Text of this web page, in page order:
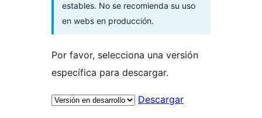
estables. No se recomienda su uso
en webs en producción.
Por favor, selecciona una versión
específica para descargar.
Descargar